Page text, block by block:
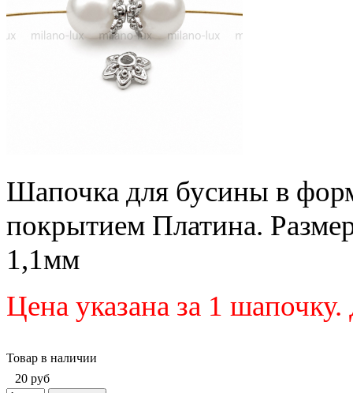
Шапочка для бусины в
покрытием Платина.
1,1мм
Цена указана за 1
Товар в наличии
20 руб